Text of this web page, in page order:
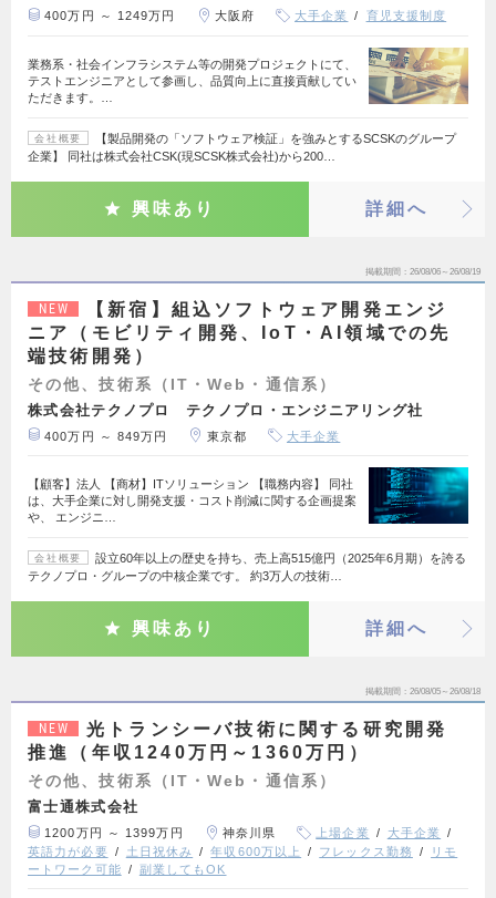
400万円 ～ 1249万円 大阪府 大手企業 育児支援制度
業務系・社会インフラシステム等の開発プロジェクトにて、
テストエンジニアとして参画し、品質向上に直接貢献してい
ただきます。…
会社概要
【製品開発の「ソフトウェア検証」を強みとするSCSKのグループ
企業】 同社は株式会社CSK(現SCSK株式会社)から200…
興味あり 詳細へ
掲載期間 26/08/06～26/08/19
NEW
【新宿】組込ソフトウェア開発エンジ
ニア（モビリティ開発、IoT・AI領域での先
端技術開発）
その他、技術系（IT・Web・通信系）
株式会社テクノプロ テクノプロ・エンジニアリング社
400万円 ～ 849万円 東京都 大手企業
【顧客】法人 【商材】ITソリューション 【職務内容】 同社
は、大手企業に対し開発支援・コスト削減に関する企画提案
や、 エンジニ…
会社概要
設立60年以上の歴史を持ち、売上高515億円（2025年6月期）を誇る
テクノプロ・グループの中核企業です。 約3万人の技術…
興味あり 詳細へ
掲載期間 26/08/05～26/08/18
NEW
光トランシーバ技術に関する研究開発
推進（年収1240万円～1360万円）
その他、技術系（IT・Web・通信系）
富士通株式会社
1200万円 ～ 1399万円 神奈川県 上場企業
大手企業
英語力が必要
土日祝休み 年収600万以上 フレックス勤務
リモ
ートワーク可能
副業してもOK